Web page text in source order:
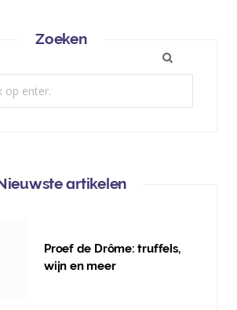
Zoeken
artikelen
Proef de Drôme: truffels,
wijn en meer